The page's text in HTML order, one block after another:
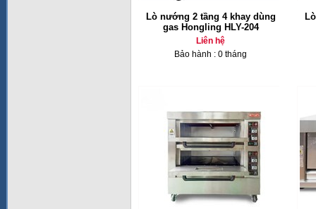
Lò nướng 2 tầng 4 khay dùng
gas Hongling HLY-204
Liên hệ
Bảo hành : 0 tháng